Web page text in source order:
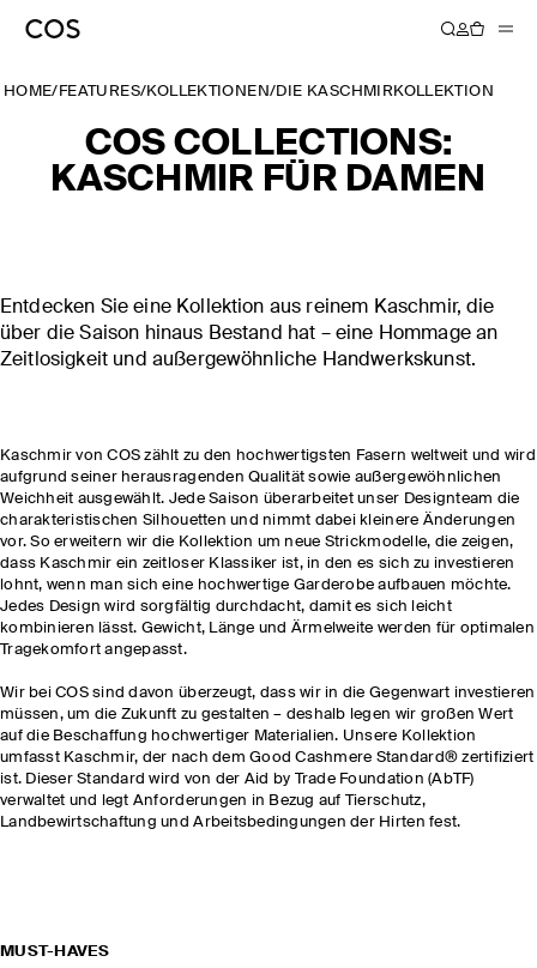
HOME/ FEATURES/KOLLEKTIONEN/DIE KASCHMIRKOLLEKTION
COS COLLECTIONS:
KASCHMIR FÜR DAMEN
Entdecken Sie eine Kollektion aus reinem Kaschmir, die
über die Saison hinaus Bestand hat – eine Hommage an
Zeitlosigkeit und außergewöhnliche Handwerkskunst.
Kaschmir von COS zählt zu den hochwertigsten Fasern weltweit und wird
aufgrund seiner herausragenden Qualität sowie außergewöhnlichen
Weichheit ausgewählt. Jede Saison überarbeitet unser Designteam die
charakteristischen Silhouetten und nimmt dabei kleinere Änderungen
vor. So erweitern wir die Kollektion um neue Strickmodelle, die zeigen,
dass Kaschmir ein zeitloser Klassiker ist, in den es sich zu investieren
lohnt, wenn man sich eine hochwertige Garderobe aufbauen möchte.
Jedes Design wird sorgfältig durchdacht, damit es sich leicht
kombinieren lässt. Gewicht, Länge und Ärmelweite werden für optimalen
Tragekomfort angepasst.
Wir bei COS sind davon überzeugt, dass wir in die Gegenwart investieren
müssen, um die Zukunft zu gestalten – deshalb legen wir großen Wert
auf die Beschaffung hochwertiger Materialien. Unsere Kollektion
umfasst Kaschmir, der nach dem Good Cashmere Standard® zertifiziert
ist. Dieser Standard wird von der Aid by Trade Foundation (AbTF)
verwaltet und legt Anforderungen in Bezug auf Tierschutz,
Landbewirtschaftung und Arbeitsbedingungen der Hirten fest.
MUST-HAVES